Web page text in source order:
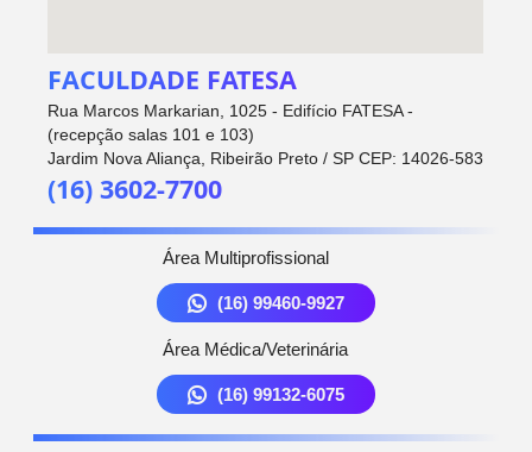
FACULDADE FATESA
Rua Marcos Markarian, 1025 - Edifício FATESA -
(recepção salas 101 e 103)
Jardim Nova Aliança, Ribeirão Preto / SP CEP: 14026-583
(16) 3602-7700
Área Multiprofissional
(16) 99460-9927
Área Médica/Veterinária
(16) 99132-6075